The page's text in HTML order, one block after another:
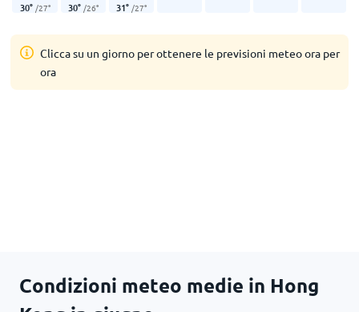
30° /27° 30° /26° 31° /27°
Clicca su un giorno per ottenere le previsioni meteo ora per
ora
Condizioni meteo medie in Hong